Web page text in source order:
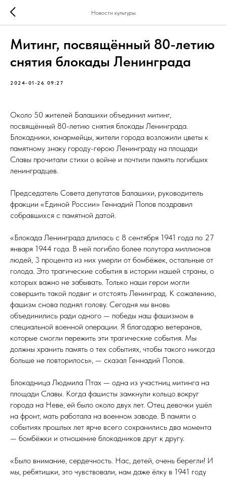
Новости культуры
Митинг, посвящённый 80-летию
снятия блокады Ленинграда
2024-01-26 09:27
Около 50 жителей Балашихи объединил митинг,
посвящённый 80-летию снятия блокады Ленинграда.
Блокадники, юнармейцы, жители города возложили цветы к
памятному знаку городу-герою Ленинграду на площади
Славы прочитали стихи о войне и почтили память погибших
ленинградцев.
Председатель Совета депутатов Балашихи, руководитель
фракции «Единой России» Геннадий Попов поздравил
собравшихся с памятной датой.
«Блокада Ленинграда длилась с 8 сентября 1941 года по 27
января 1944 года. В ней погибло более полутора миллионов
людей, 3 процента из них умерли от бомбёжек, остальные от
голода. Это трагические события в истории нашей страны, о
которых важно не забывать. Только наши герои могли
совершить такой подвиг и отстоять Ленинград. К сожалению,
фашизм снова поднял голову. Сегодня мы вновь
объединились ради одного — победы наш фашизмом в
специальной военной операции. Я благодарю ветеранов,
которые смогли пережить эти трагические события. Мы
должны хранить память о тех событиях, чтобы такого никогда
больше не повторилось», — сказал Геннадий Попов.
Блокадница Людмила Птах — одна из участниц митинга на
площади Славы. Когда фашисты замкнули кольцо вокруг
города на Неве, ей было около двух лет. Отец девочки ушёл
на фронт, мать работала на военном заводе. В памяти о
событиях прошлых лет ярче всего сохранились два момента
— бомбёжки и отношение блокадников друг к другу.
«Было внимание, сердечность. Нас, детей, очень берегли! И
мы, ребятишки, это чувствовали, нам даже ёлку в 1941 году